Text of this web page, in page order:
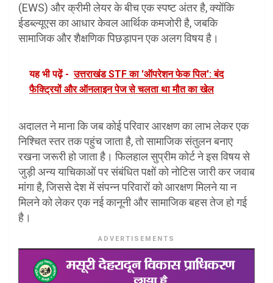
(EWS) और क्रीमी लेयर के बीच एक स्पष्ट अंतर है, क्योंकि
ईडब्ल्यूएस का आधार केवल आर्थिक कमजोरी है, जबकि
सामाजिक और शैक्षणिक पिछड़ापन एक अलग विषय है।
यह भी पढ़ें - उत्तराखंड STF का 'ऑपरेशन फेक पिल': बंद
फैक्ट्रियों और ऑनलाइन पेज से चलता था मौत का खेल
अदालत ने माना कि जब कोई परिवार आरक्षण का लाभ लेकर एक
निश्चित स्तर तक पहुंच जाता है, तो सामाजिक संतुलन बनाए
रखना जरूरी हो जाता है। फिलहाल सुप्रीम कोर्ट ने इस विषय से
जुड़ी अन्य याचिकाओं पर संबंधित पक्षों को नोटिस जारी कर जवाब
मांगा है, जिससे देश में संपन्न परिवारों को आरक्षण मिलने या न
मिलने को लेकर एक नई कानूनी और सामाजिक बहस तेज हो गई
है।
ADVERTISEMENTS